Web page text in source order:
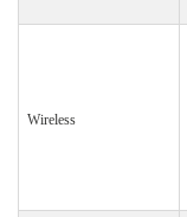
Wireless